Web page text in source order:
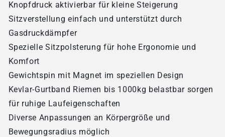
Knopfdruck aktivierbar für kleine Steigerung
Sitzverstellung einfach und unterstützt durch
Gasdruckdämpfer
Spezielle Sitzpolsterung für hohe Ergonomie und
Komfort
Gewichtspin mit Magnet im speziellen Design
Kevlar-Gurtband Riemen bis 1000kg belastbar sorgen
für ruhige Laufeigenschaften
Diverse Anpassungen an Körpergröße und
Bewegungsradius möglich